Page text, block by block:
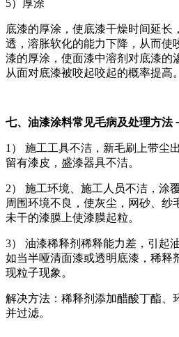
5）厚涂
底漆的厚涂，使底漆干燥时间延长
透，溶胀软化的能力下降，从而使
漆的厚涂，使面漆中溶剂对底漆的
从面对底漆被咬起咬起的概率提高。
七、油漆涂料常见毛病及处理方法
1） 施工工具不洁，新毛刷上带尘
留有漆皮，盛漆器具不洁。
2） 施工环境、施工人员不洁，涂
周围环境不良，使灰尘，网砂、纱
未干的漆膜上使漆膜起粒。
3） 油漆稀释剂稀释能力差，引起
如当半哑清面漆或透明底漆，稀释
现粒子现象。
解决方法：稀释剂添加醋酸丁酯、
并过滤。